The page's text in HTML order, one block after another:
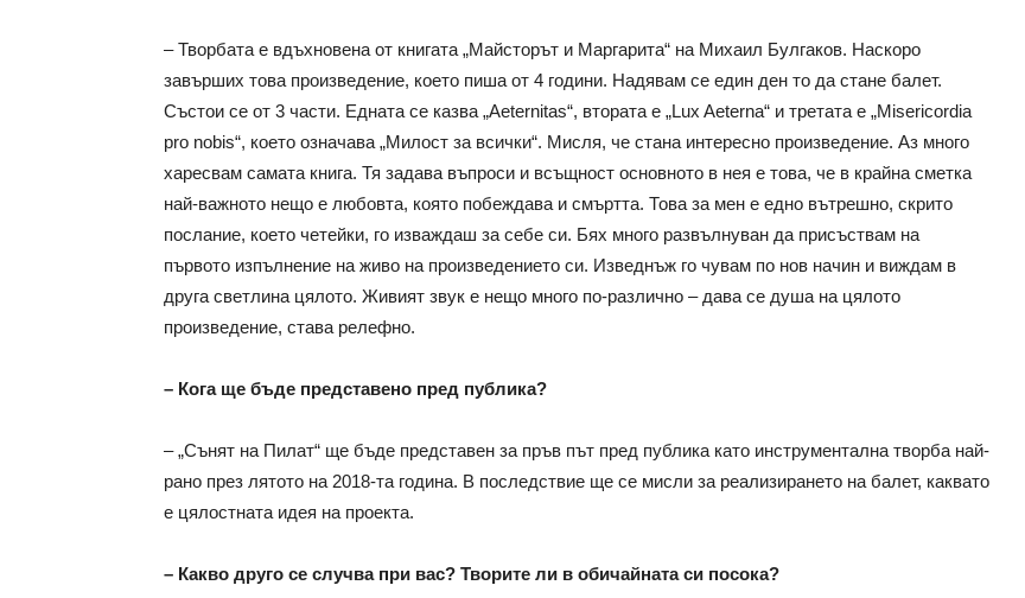
– Творбата е вдъхновена от книгата „Майсторът и Маргарита“ на Михаил Булгаков. Наскоро
завърших това произведение, което пиша от 4 години. Надявам се един ден то да стане балет.
Състои се от 3 части. Едната се казва „Aeternitas“, втората е „Lux Aeterna“ и третата е „Misericordia
pro nobis“, което означава „Милост за всички“. Мисля, че стана интересно произведение. Аз много
харесвам самата книга. Тя задава въпроси и всъщност основното в нея е това, че в крайна сметка
най-важното нещо е любовта, която побеждава и смъртта. Това за мен е едно вътрешно, скрито
послание, което четейки, го изваждаш за себе си. Бях много развълнуван да присъствам на
първото изпълнение на живо на произведението си. Изведнъж го чувам по нов начин и виждам в
друга светлина цялото. Живият звук е нещо много по-различно – дава се душа на цялото
произведение, става релефно.
– Кога ще бъде представено пред публика?
– „Сънят на Пилат“ ще бъде представен за пръв път пред публика като инструментална творба най-
рано през лятото на 2018-та година. В последствие ще се мисли за реализирането на балет, каквато
е цялостната идея на проекта.
– Какво друго се случва при вас? Творите ли в обичайната си посока?